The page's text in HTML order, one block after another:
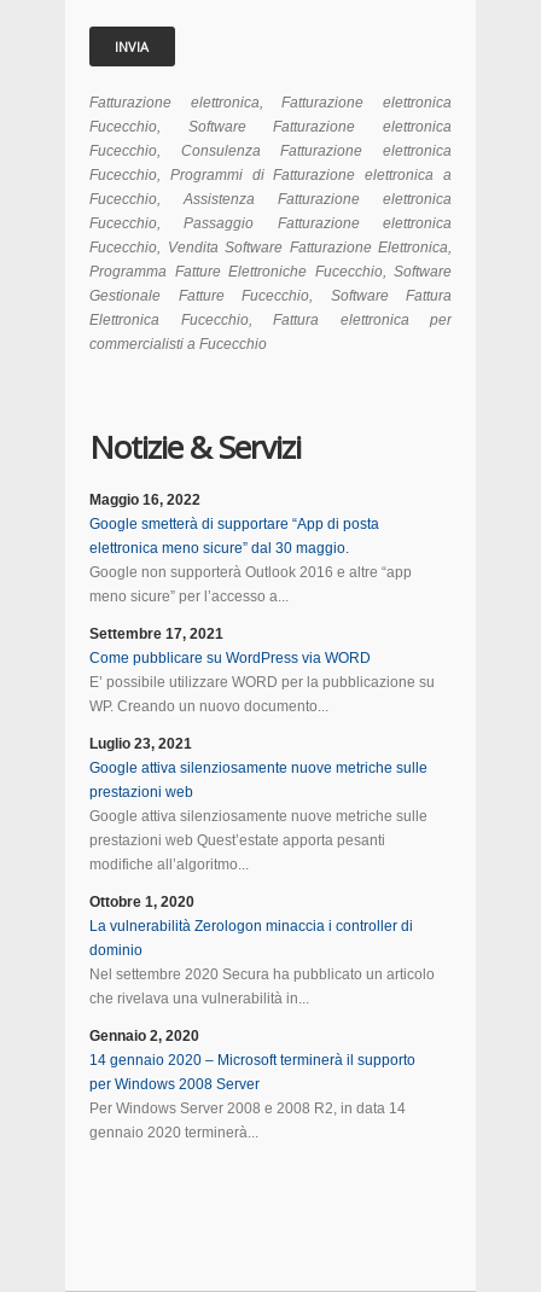
Fatturazione elettronica, Fatturazione elettronica
Fucecchio, Software Fatturazione elettronica
Fucecchio, Consulenza Fatturazione elettronica
Fucecchio, Programmi di Fatturazione elettronica a
Fucecchio, Assistenza Fatturazione elettronica
Fucecchio, Passaggio Fatturazione elettronica
Fucecchio, Vendita Software Fatturazione Elettronica,
Programma Fatture Elettroniche Fucecchio, Software
Gestionale Fatture Fucecchio, Software Fattura
Elettronica Fucecchio, Fattura elettronica per
commercialisti a Fucecchio
Notizie & Servizi
Maggio 16, 2022
Google smetterà di supportare “App di posta
elettronica meno sicure” dal 30 maggio.
Google non supporterà Outlook 2016 e altre “app
meno sicure” per l’accesso a...
Settembre 17, 2021
Come pubblicare su WordPress via WORD
E’ possibile utilizzare WORD per la pubblicazione su
WP. Creando un nuovo documento...
Luglio 23, 2021
Google attiva silenziosamente nuove metriche sulle
prestazioni web
Google attiva silenziosamente nuove metriche sulle
prestazioni web Quest’estate apporta pesanti
modifiche all’algoritmo...
Ottobre 1, 2020
La vulnerabilità Zerologon minaccia i controller di
dominio
Nel settembre 2020 Secura ha pubblicato un articolo
che rivelava una vulnerabilità in...
Gennaio 2, 2020
14 gennaio 2020 – Microsoft terminerà il supporto
per Windows 2008 Server
Per Windows Server 2008 e 2008 R2, in data 14
gennaio 2020 terminerà...